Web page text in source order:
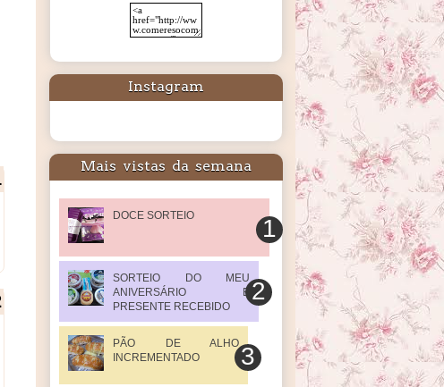
Instagram
Mais vistas da semana
DOCE SORTEIO
SORTEIO DO MEU
ANIVERSÁRIO E
PRESENTE RECEBIDO
PÃO DE ALHO
INCREMENTADO